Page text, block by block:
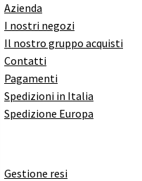
Azienda
I nostri negozi
Il nostro gruppo acquisti
Contatti
Pagamenti
Spedizioni in Italia
Spedizione Europa
Gestione resi